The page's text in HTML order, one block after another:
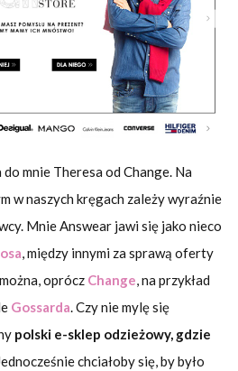
mnie Theresa od Change. Na
w naszych kręgach zależy wyraźnie
Mnie Answear jawi się jako nieco
, między innymi za sprawą oferty
oprócz Change, na przykład
Gossarda. Czy nie mylę się
polski e-sklep odzieżowy, gdzie
chciałoby się, by było